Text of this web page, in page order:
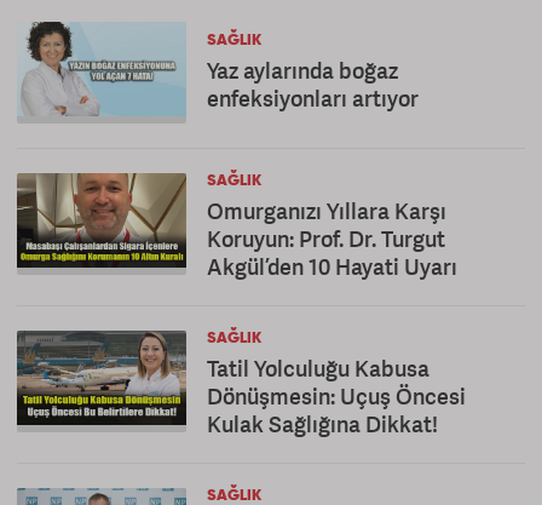
SAĞLIK
Yaz aylarında boğaz
enfeksiyonları artıyor
SAĞLIK
Omurganızı Yıllara Karşı
Koruyun: Prof. Dr. Turgut
Akgül’den 10 Hayati Uyarı
SAĞLIK
Tatil Yolculuğu Kabusa
Dönüşmesin: Uçuş Öncesi
Kulak Sağlığına Dikkat!
SAĞLIK